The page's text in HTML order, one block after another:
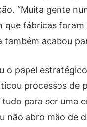
“Muita gente
que fábricas foram
acabou
o papel
processos de
para ser uma
não abro mão de